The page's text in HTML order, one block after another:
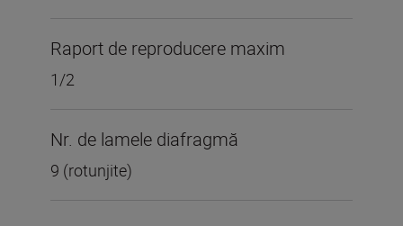
Raport de reproducere maxim
1/2
Nr. de lamele diafragmă
9 (rotunjite)